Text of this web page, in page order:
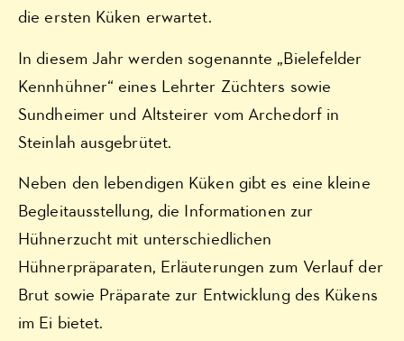
die ersten Küken erwartet.
In diesem Jahr werden sogenannte „Bielefelder
Kennhühner“ eines Lehrter Züchters sowie
Sundheimer und Altsteirer vom Archedorf in
Steinlah ausgebrütet.
Neben den lebendigen Küken gibt es eine kleine
Begleitausstellung, die Informationen zur
Hühnerzucht mit unterschiedlichen
Hühnerpräparaten, Erläuterungen zum Verlauf der
Brut sowie Präparate zur Entwicklung des Kükens
im Ei bietet.